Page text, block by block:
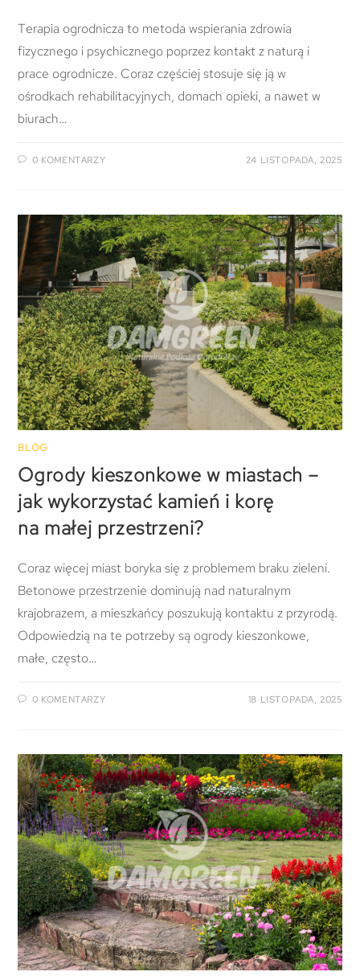
Terapia ogrodnicza to metoda wspierania zdrowia
fizycznego i psychicznego poprzez kontakt z naturą i
prace ogrodnicze. Coraz częściej stosuje się ją w
ośrodkach rehabilitacyjnych, domach opieki, a nawet w
biurach…
0 KOMENTARZY 24 LISTOPADA, 2025
BLOG
Ogrody kieszonkowe w miastach –
jak wykorzystać kamień i korę
na małej przestrzeni?
Coraz więcej miast boryka się z problemem braku zieleni.
Betonowe przestrzenie dominują nad naturalnym
krajobrazem, a mieszkańcy poszukują kontaktu z przyrodą.
Odpowiedzią na te potrzeby są ogrody kieszonkowe,
małe, często…
0 KOMENTARZY 18 LISTOPADA, 2025